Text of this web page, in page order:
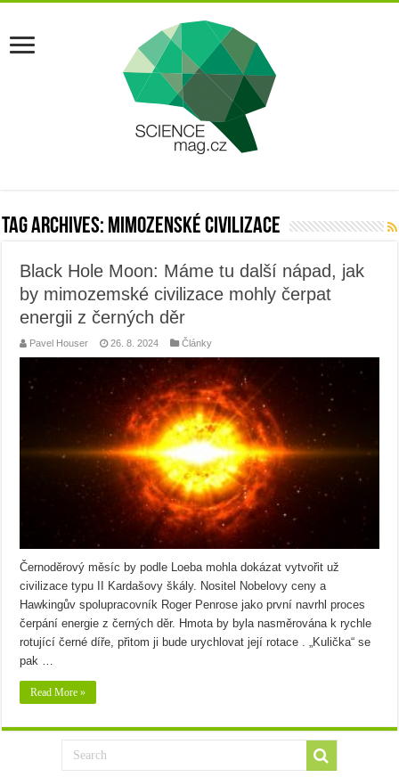
Tag Archives: mimozenské civilizace
Black Hole Moon: Máme tu další nápad, jak
by mimozemské civilizace mohly čerpat
energii z černých děr
Pavel Houser 26. 8. 2024 Články
Černoděrový měsíc by podle Loeba mohla dokázat vytvořit už
civilizace typu II Kardašovy škály. Nositel Nobelovy ceny a
Hawkingův spolupracovník Roger Penrose jako první navrhl proces
čerpání energie z černých děr. Hmota by byla nasměrována k rychle
rotující černé díře, přitom ji bude urychlovat její rotace . „Kulička“ se
pak …
Read More »